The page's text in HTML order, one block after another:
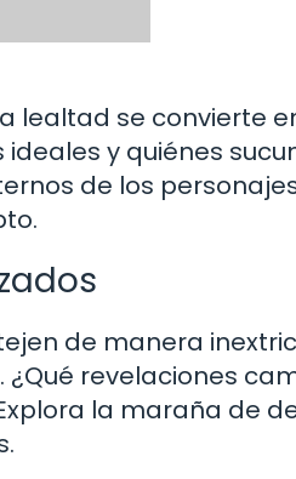
lealtad se convierte
y quiénes
de los
de manera
revelaciones
la maraña de